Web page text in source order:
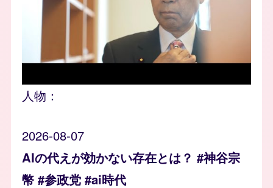
人物：
2026-08-07
AIの代えが効かない存在とは？ #神谷宗
幣 #参政党 #ai時代